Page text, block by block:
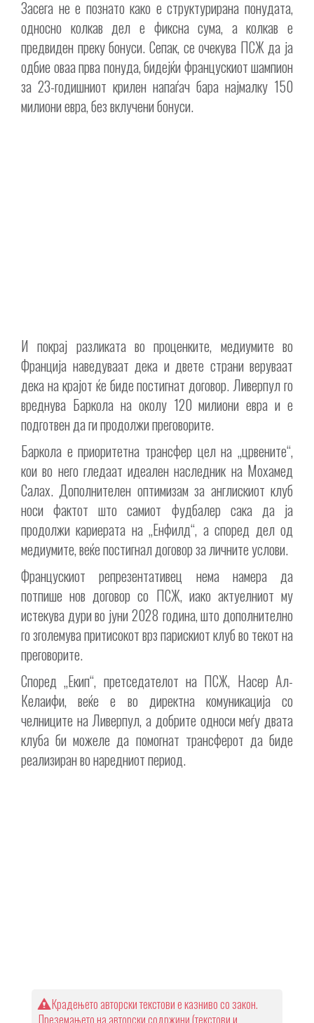
Засега не е познато како е структурирана понудата,
односно колкав дел е фиксна сума, а колкав е
предвиден преку бонуси. Сепак, се очекува ПСЖ да ја
одбие оваа прва понуда, бидејќи францускиот шампион
за 23-годишниот крилен напаѓач бара најмалку 150
милиони евра, без вклучени бонуси.
И покрај разликата во проценките, медиумите во
Франција наведуваат дека и двете страни веруваат
дека на крајот ќе биде постигнат договор. Ливерпул го
вреднува Баркола на околу 120 милиони евра и е
подготвен да ги продолжи преговорите.
Баркола е приоритетна трансфер цел на „црвените“,
кои во него гледаат идеален наследник на Мохамед
Салах. Дополнителен оптимизам за англискиот клуб
носи фактот што самиот фудбалер сака да ја
продолжи кариерата на „Енфилд“, а според дел од
медиумите, веќе постигнал договор за личните услови.
Францускиот репрезентативец нема намера да
потпише нов договор со ПСЖ, иако актуелниот му
истекува дури во јуни 2028 година, што дополнително
го зголемува притисокот врз парискиот клуб во текот на
преговорите.
Според „Екип“, претседателот на ПСЖ, Насер Ал-
Келаифи, веќе е во директна комуникација со
челниците на Ливерпул, а добрите односи меѓу двата
клуба би можеле да помогнат трансферот да биде
реализиран во наредниот период.
Крадењето авторски текстови е казниво со закон.
Преземањето на авторски содржини (текстови и